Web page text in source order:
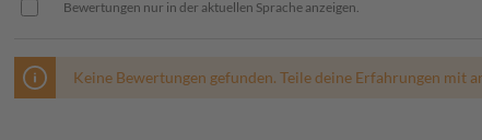
Bewertungen nur in der aktuellen Sprache anzeigen.
Keine Bewertungen gefunden. Teile deine Erfahrungen mit